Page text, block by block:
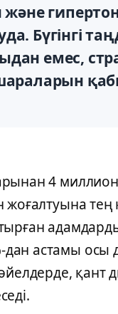
және
Бүгінгі
емес,
4
жоғалтуына
астамы осы
қант